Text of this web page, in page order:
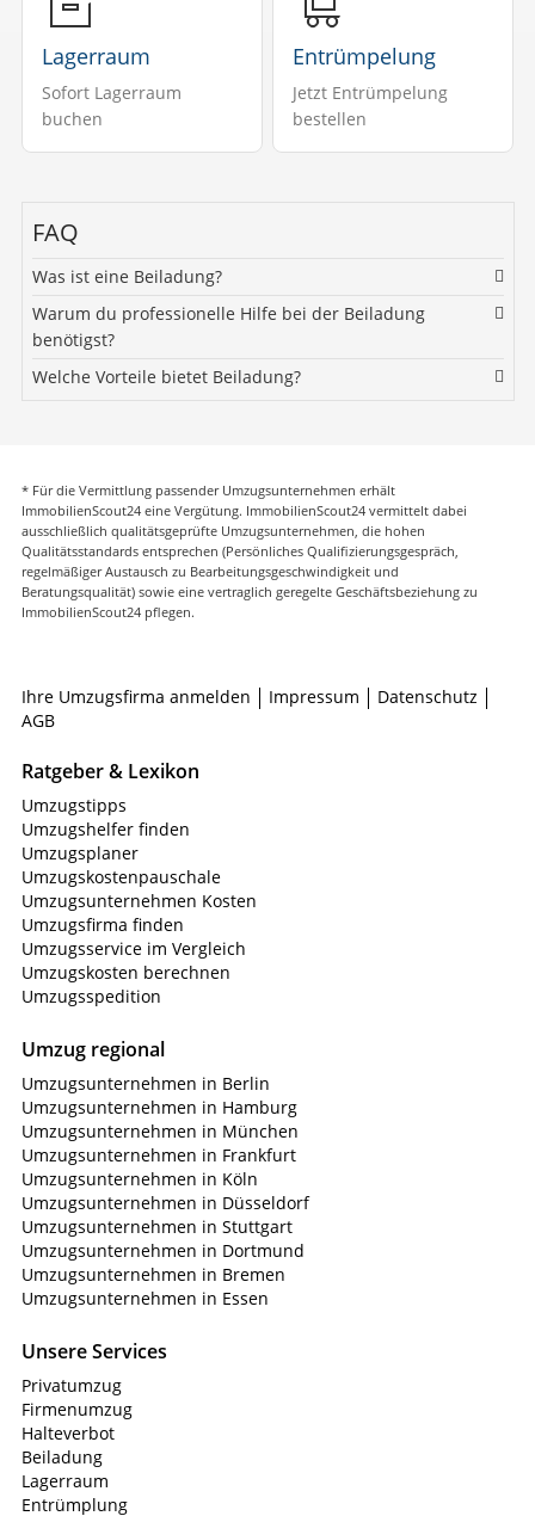
Lagerraum
Sofort Lagerraum
buchen
Entrümpelung
Jetzt Entrümpelung
bestellen
FAQ
Was ist eine Beiladung?
Warum du professionelle Hilfe bei der Beiladung
benötigst?
Welche Vorteile bietet Beiladung?
* Für die Vermittlung passender Umzugsunternehmen erhält
ImmobilienScout24 eine Vergütung. ImmobilienScout24 vermittelt dabei
ausschließlich qualitätsgeprüfte Umzugsunternehmen, die hohen
Qualitätsstandards entsprechen (Persönliches Qualifizierungsgespräch,
regelmäßiger Austausch zu Bearbeitungsgeschwindigkeit und
Beratungsqualität) sowie eine vertraglich geregelte Geschäftsbeziehung zu
ImmobilienScout24 pflegen.
Ihre Umzugsfirma anmelden Impressum
Datenschutz
AGB
Ratgeber & Lexikon
Umzugstipps
Umzugshelfer finden
Umzugsplaner
Umzugskostenpauschale
Umzugsunternehmen Kosten
Umzugsfirma finden
Umzugsservice im Vergleich
Umzugskosten berechnen
Umzugsspedition
Umzug regional
Umzugsunternehmen in Berlin
Umzugsunternehmen in Hamburg
Umzugsunternehmen in München
Umzugsunternehmen in Frankfurt
Umzugsunternehmen in Köln
Umzugsunternehmen in Düsseldorf
Umzugsunternehmen in Stuttgart
Umzugsunternehmen in Dortmund
Umzugsunternehmen in Bremen
Umzugsunternehmen in Essen
Unsere Services
Privatumzug
Firmenumzug
Halteverbot
Beiladung
Lagerraum
Entrümplung